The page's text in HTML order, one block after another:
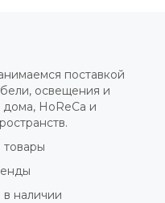
поставкой
освещения и
дома, HoReCa и
наличии